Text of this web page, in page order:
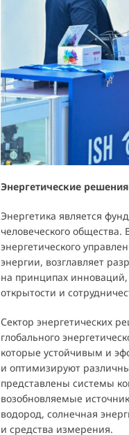
Энергетические решения
Энергетика является
человеческого
энергетического
энергии, возглавляет
на принципах
открытости и
Сектор энергетических
глобального
которые устойчивым и
и оптимизируют
представлены системы
возобновляемые
водород, солнечная
и средства измерения.